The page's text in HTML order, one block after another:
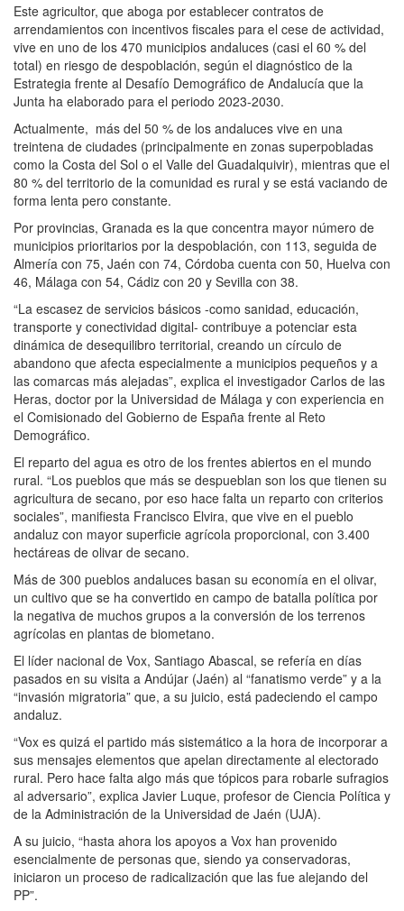
Este agricultor, que aboga por establecer contratos de
arrendamientos con incentivos fiscales para el cese de actividad,
vive en uno de los 470 municipios andaluces (casi el 60 % del
total) en riesgo de despoblación, según el diagnóstico de la
Estrategia frente al Desafío Demográfico de Andalucía que la
Junta ha elaborado para el periodo 2023-2030.
Actualmente, más del 50 % de los andaluces vive en una
treintena de ciudades (principalmente en zonas superpobladas
como la Costa del Sol o el Valle del Guadalquivir), mientras que el
80 % del territorio de la comunidad es rural y se está vaciando de
forma lenta pero constante.
Por provincias, Granada es la que concentra mayor número de
municipios prioritarios por la despoblación, con 113, seguida de
Almería con 75, Jaén con 74, Córdoba cuenta con 50, Huelva con
46, Málaga con 54, Cádiz con 20 y Sevilla con 38.
“La escasez de servicios básicos -como sanidad, educación,
transporte y conectividad digital- contribuye a potenciar esta
dinámica de desequilibro territorial, creando un círculo de
abandono que afecta especialmente a municipios pequeños y a
las comarcas más alejadas”, explica el investigador Carlos de las
Heras, doctor por la Universidad de Málaga y con experiencia en
el Comisionado del Gobierno de España frente al Reto
Demográfico.
El reparto del agua es otro de los frentes abiertos en el mundo
rural. “Los pueblos que más se despueblan son los que tienen su
agricultura de secano, por eso hace falta un reparto con criterios
sociales”, manifiesta Francisco Elvira, que vive en el pueblo
andaluz con mayor superficie agrícola proporcional, con 3.400
hectáreas de olivar de secano.
Más de 300 pueblos andaluces basan su economía en el olivar,
un cultivo que se ha convertido en campo de batalla política por
la negativa de muchos grupos a la conversión de los terrenos
agrícolas en plantas de biometano.
El líder nacional de Vox, Santiago Abascal, se refería en días
pasados en su visita a Andújar (Jaén) al “fanatismo verde” y a la
“invasión migratoria” que, a su juicio, está padeciendo el campo
andaluz.
“Vox es quizá el partido más sistemático a la hora de incorporar a
sus mensajes elementos que apelan directamente al electorado
rural. Pero hace falta algo más que tópicos para robarle sufragios
al adversario”, explica Javier Luque, profesor de Ciencia Política y
de la Administración de la Universidad de Jaén (UJA).
A su juicio, “hasta ahora los apoyos a Vox han provenido
esencialmente de personas que, siendo ya conservadoras,
iniciaron un proceso de radicalización que las fue alejando del
PP”.